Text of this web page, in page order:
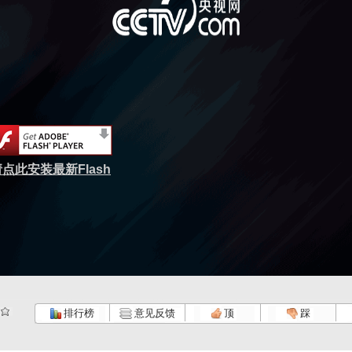
点此安装最新Flash
排行榜 意见反馈 顶 踩